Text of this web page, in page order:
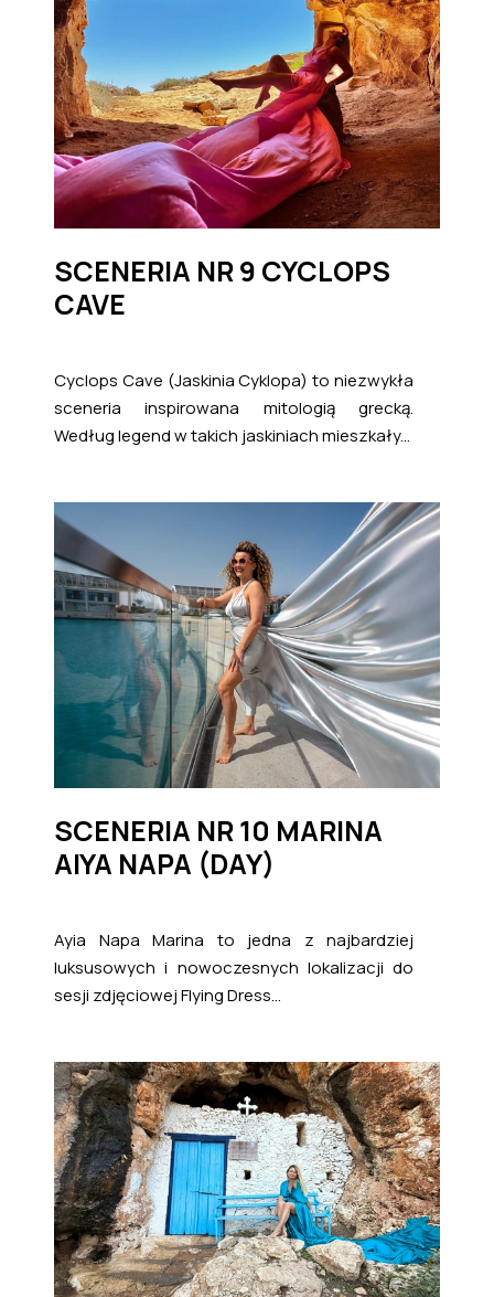
SCENERIA NR 9 CYCLOPS
CAVE
Cyclops Cave (Jaskinia Cyklopa) to niezwykła
sceneria inspirowana mitologią grecką.
Według legend w takich jaskiniach mieszkały...
SCENERIA NR 10 MARINA
AIYA NAPA (DAY)
Ayia Napa Marina to jedna z najbardziej
luksusowych i nowoczesnych lokalizacji do
sesji zdjęciowej Flying Dress...